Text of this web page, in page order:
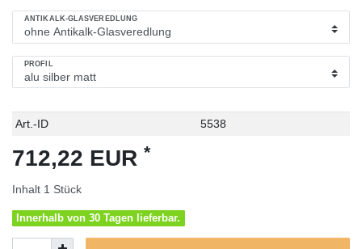
ANTIKALK-GLASVEREDLUNG
PROFIL
Technisches
Wert
Art.-ID 5538
712,22 EUR *
Inhalt 1 Stück
Innerhalb von 30 Tagen lieferbar.